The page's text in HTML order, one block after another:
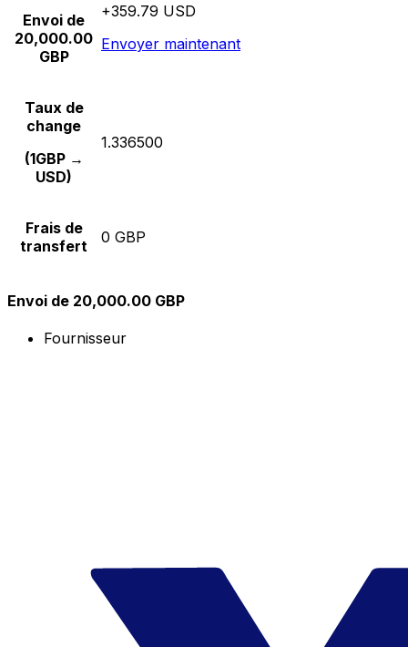
Envoi de
20,000.00
GBP
+359.79 USD
Envoyer maintenant
Taux de
change
(1GBP →
USD)
1.336500
Frais de
transfert
0 GBP
Envoi de 20,000.00 GBP
Fournisseur